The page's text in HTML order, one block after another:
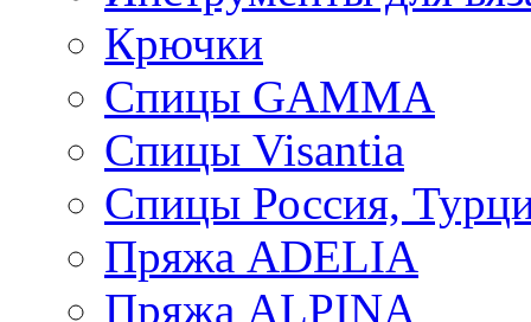
Крючки
Спицы GAMMA
Спицы Visantia
Спицы Россия,
Пряжа ADELIA
Пряжа ALPINA